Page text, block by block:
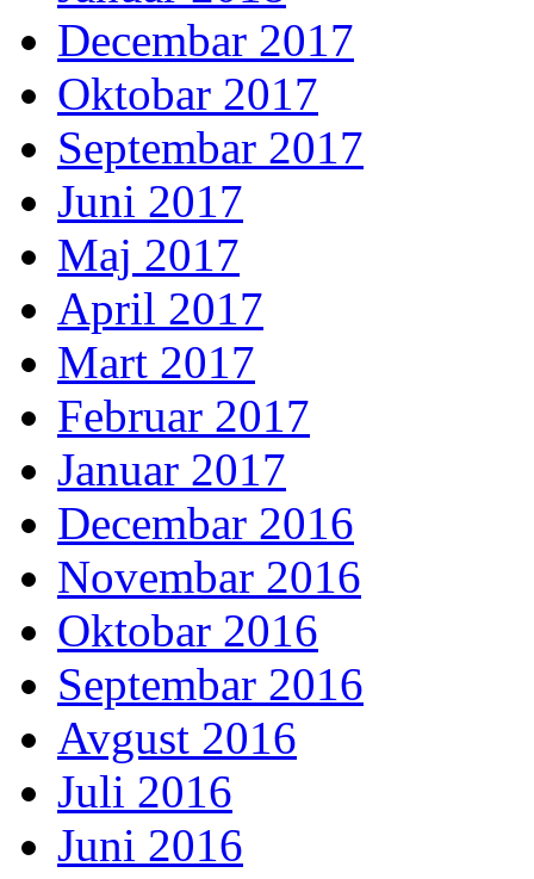
Decembar 2017
Oktobar 2017
Septembar 2017
Juni 2017
Maj 2017
April 2017
Mart 2017
Februar 2017
Januar 2017
Decembar 2016
Novembar 2016
Oktobar 2016
Septembar 2016
Avgust 2016
Juli 2016
Juni 2016